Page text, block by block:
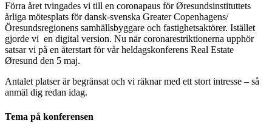
Förra året tvingades vi till en coronapaus för Øresundsinstituttets
årliga mötesplats fördansk-svenska Greater Copenhagens/
Öresundsregionens samhällsbyggare och fastighetsaktörer. Istället
gjorde vi en digital version. Nu när coronarestriktionerna upphör
satsar vi på en återstart för vår heldagskonferens Real Estate
Øresund den 5 maj.
Antalet platser är begränsat och vi räknar med ett stort intresse – så
anmäl dig redan idag.
Tema på konferensen